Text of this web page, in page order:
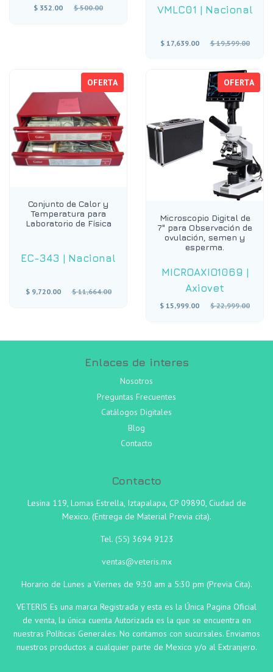
$ 352.00
Precio
$ 500.00 VMLC01 | Nacional
$ 17,639.00
Precio
$ 19,599.00
OFERTA
Conjunto de Calor y
Temperatura para
Laboratorio de Física
EC-343 | Nacional
$ 9,720.00
Precio
$ 11,664.00
OFERTA
Microscopio Digital de
7" para Observación de
ovulación, semen y
esperma.
MICROAXIO1069 |
Axiovet
$ 15,999.00
Precio
$ 22,999.00
Enlaces de interes
Nosotros
Preguntas Frecuentes
Catálogos Digitales
Blog
Contacto
Contacto
Lesina 119, Lomas Estrella, Iztapalapa, CP 09890, Ciudad de
Mexico. (Entrega de Material Previa cita).
Tel. (55) 3694 9123
ventas@veteris.mx
Horario de Lunes a Viernes de 9:30 am a 5:30 pm (Previa Cita).
VETERIS Es una marca Registrada y esta es la Única Pagina Oficial
de venta, la única cuenta Autorizada es la que se encuentra en
nuestras Políticas Generales. No contamos con sucursales. Enviamos
nuestros productos a cualquier parte de Mexico y/o al Extranjero.